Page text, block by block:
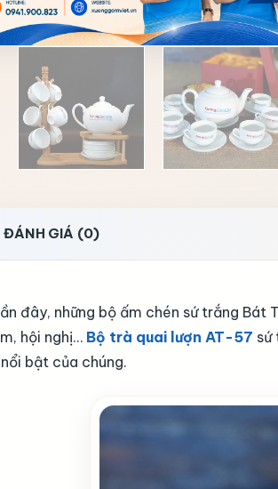
ĐÁNH GIÁ (0)
đây, những bộ ấm chén sứ trắng
hội nghị… Bộ trà quai lượn AT-57 sứ
bật của chúng.